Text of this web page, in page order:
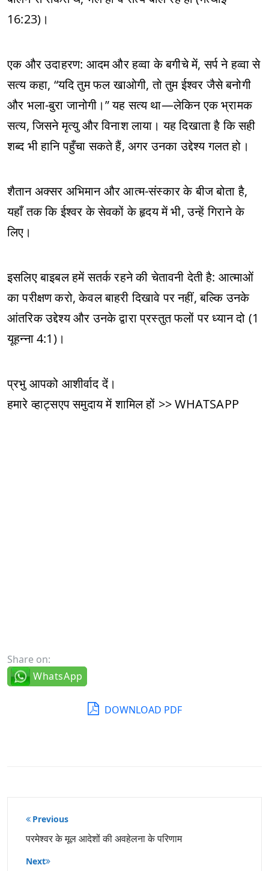
16:23)।
एक और उदाहरण: आदम और हव्वा के बगीचे में, सर्प ने हव्वा से
सत्य कहा, “यदि तुम फल खाओगी, तो तुम ईश्वर जैसे बनोगी
और भला-बुरा जानोगी।” यह सत्य था—लेकिन एक भ्रामक
सत्य, जिसने मृत्यु और विनाश लाया। यह दिखाता है कि सही
शब्द भी हानि पहुँचा सकते हैं, अगर उनका उद्देश्य गलत हो।
शैतान अक्सर अभिमान और आत्म-संस्कार के बीज बोता है,
यहाँ तक कि ईश्वर के सेवकों के हृदय में भी, उन्हें गिराने के
लिए।
इसलिए बाइबल हमें सतर्क रहने की चेतावनी देती है: आत्माओं
का परीक्षण करो, केवल बाहरी दिखावे पर नहीं, बल्कि उनके
आंतरिक उद्देश्य और उनके द्वारा प्रस्तुत फलों पर ध्यान दो (1
यूहन्ना 4:1)।
प्रभु आपको आशीर्वाद दें।
हमारे व्हाट्सएप समुदाय में शामिल हों >> WHATSAPP
Share on:
WhatsApp
DOWNLOAD PDF
पोस्ट
नेविगेशन
Previous
परमेश्वर के मूल आदेशों की अवहेलना के परिणाम
Next